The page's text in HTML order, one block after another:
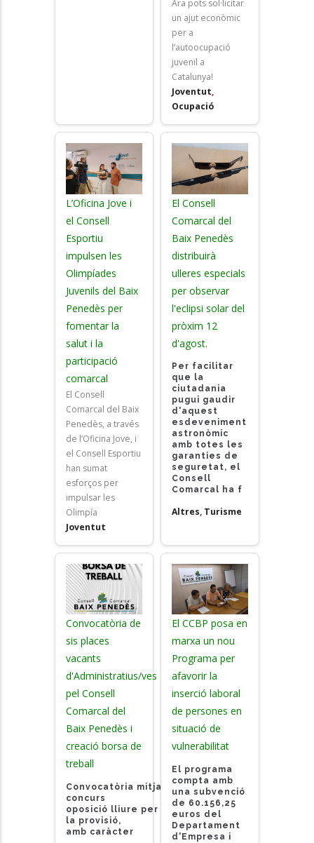
Ara pots sol·licitar
un ajut econòmic
per a
l’autoocupació
juvenil a
Catalunya!
Joventut,
Ocupació
L’Oficina Jove i
el Consell
Esportiu
impulsen les
Olimpíades
Juvenils del Baix
Penedès per
fomentar la
salut i la
participació
comarcal
El Consell
Comarcal del Baix
Penedès, a través
de l’Oficina Jove, i
el Consell Esportiu
han sumat
esforços per
impulsar les
Olimpía
Joventut
El Consell
Comarcal del
Baix Penedès
distribuirà
ulleres especials
per observar
l'eclipsi solar del
pròxim 12
d'agost.
Per facilitar
que la
ciutadania
pugui gaudir
d'aquest
esdeveniment
astronòmic
amb totes les
garanties de
seguretat, el
Consell
Comarcal ha f
Altres, Turisme
Convocatòria de
sis places
vacants
d'Administratius/ves
pel Consell
Comarcal del
Baix Penedès i
creació borsa de
treball
Convocatòria mitjançant
concurs
oposició lliure per
la provisió,
amb caràcter
El CCBP posa en
marxa un nou
Programa per
afavorir la
inserció laboral
de persones en
situació de
vulnerabilitat
El programa
compta amb
una subvenció
de 60.156,25
euros del
Departament
d'Empresa i